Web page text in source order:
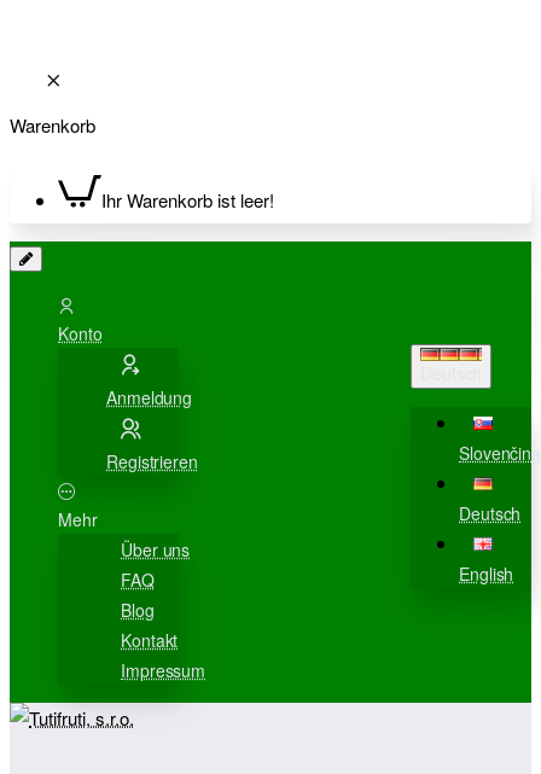
Warenkorb
Ihr Warenkorb ist leer!
Konto
Anmeldung
Registrieren
Mehr
Über uns
FAQ
Blog
Kontakt
Impressum
Slovenčina
Deutsch
English